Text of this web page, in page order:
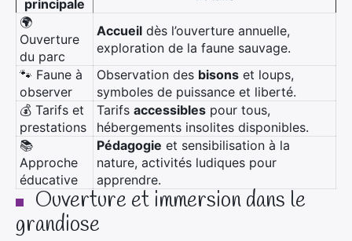
principale
🌍
Ouverture
du parc
Accueil dès l’ouverture annuelle,
exploration de la faune sauvage.
🐾 Faune à
observer
Observation des bisons et loups,
symboles de puissance et liberté.
💰 Tarifs et
prestations
Tarifs accessibles pour tous,
hébergements insolites disponibles.
📚
Approche
éducative
Pédagogie et sensibilisation à la
nature, activités ludiques pour
apprendre.
Ouverture et immersion dans le
grandiose